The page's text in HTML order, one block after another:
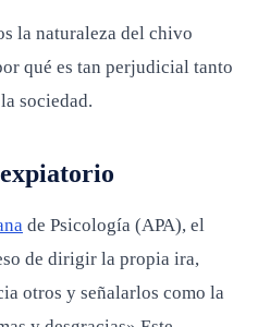
la naturaleza del chivo
qué es tan perjudicial tanto
sociedad.
de Psicología (APA), el
de dirigir la propia ira,
otros y señalarlos como la